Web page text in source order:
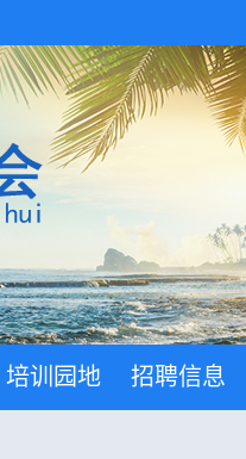
培训园地 招聘信息